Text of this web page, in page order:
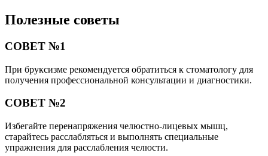
Полезные советы
СОВЕТ №1
При бруксизме рекомендуется обратиться к стоматологу для
получения профессиональной консультации и диагностики.
СОВЕТ №2
Избегайте перенапряжения челюстно-лицевых мышц,
старайтесь расслабляться и выполнять специальные
упражнения для расслабления челюсти.